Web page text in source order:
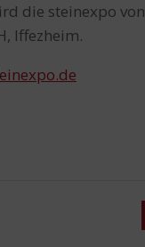
die steinexpo
Iffezheim.